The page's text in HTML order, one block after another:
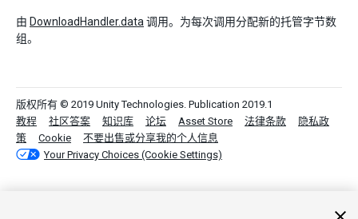
由 DownloadHandler.data 调用。为每次调用分配新的托管字节数
组。
版权所有 © 2019 Unity Technologies. Publication 2019.1
教程
社区答案 知识库 论坛 Asset Store 法律条款
隐私政
策
Cookie
不要出售或分享我的个人信息
Your Privacy Choices (Cookie Settings)